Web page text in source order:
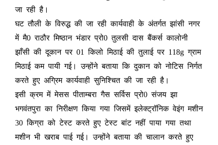
जा रही है।
घट तौली के विरुद्ध की जा रही कार्यवाही के अंतर्गत झांसी नगर
में मै0 राठौर मिष्ठान भंडार प्रो0 तुलसी दास बैंकर्स कालोनी
झाँसी की दूकान पर 01 किलो मिठाई की तुलाई पर 118g ग्राम
मिठाई कम पायी गई। उन्होंने बताया कि दुकान को नोटिस निर्गत
करते हुए अग्रिम कार्यवाही सुनिश्चित की जा रही है।
इसी क्रम में मेसस पीताम्बरा गैस सर्विस प्रो0 संजय झा
भगवंतपुरा का निरीक्षण किया गया जिसमें इलेक्ट्रॉनिक वेइंग मशीन
30 किग्रा को टेस्ट करते हुए टेस्ट बांट नहीं पाया गया तथा
मशीन भी खराब पाई गई। उन्होंने बताया की चालान करते हुए